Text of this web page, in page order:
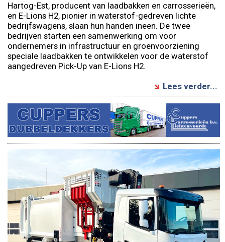
Hartog-Est, producent van laadbakken en carrosserieën,
en E-Lions H2, pionier in waterstof-gedreven lichte
bedrijfswagens, slaan hun handen ineen. De twee
bedrijven starten een samenwerking om voor
ondernemers in infrastructuur en groenvoorziening
speciale laadbakken te ontwikkelen voor de waterstof
aangedreven Pick-Up van E-Lions H2.
Lees verder...